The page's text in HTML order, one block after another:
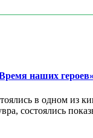
наших героев»
в одном из
состоялись